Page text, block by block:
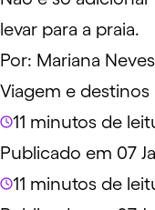
levar para a praia.
Por: Mariana Neves
Viagem e destinos
11 minutos de
Publicado em 07
11 minutos de